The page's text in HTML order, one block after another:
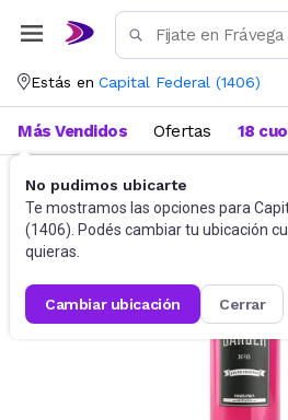
Estás en Capital Federal (1406)
No pudimos ubicarte
Te mostramos las opciones para
(1406). Podés cambiar tu ubicación
quieras.
cambiar ubicación cerrar
Más Vendidos Ofertas 18
Perfumes Perfumes para